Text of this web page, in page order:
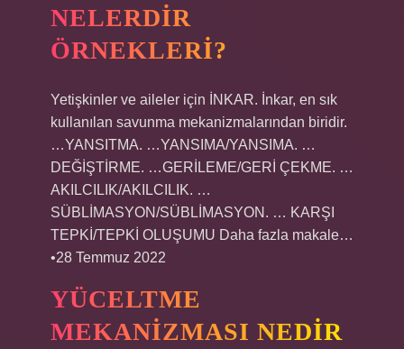
NELERDIR
ÖRNEKLERI?
Yetişkinler ve aileler için İNKAR. İnkar, en sık
kullanılan savunma mekanizmalarından biridir.
…YANSITMA. …YANSIMA/YANSIMA. …
DEĞİŞTİRME. …GERİLEME/GERİ ÇEKME. …
AKILCILIK/AKILCILIK. …
SÜBLİMASYON/SÜBLİMASYON. … KARŞI
TEPKİ/TEPKİ OLUŞUMU Daha fazla makale…
•28 Temmuz 2022
YÜCELTME
MEKANIZMASI NEDIR